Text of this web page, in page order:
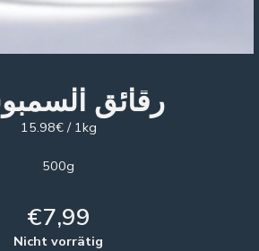
رقائق
15.98€ / 1kg
500g
€7,99
Nicht vorrätig